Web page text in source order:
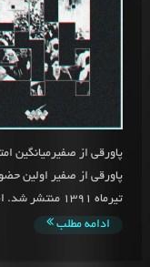
پاورقی از صفیر اولین
تیرماه 1391 منتشر شد. این اثر روی بیت Conquer از Immort...
ادامه مطلب